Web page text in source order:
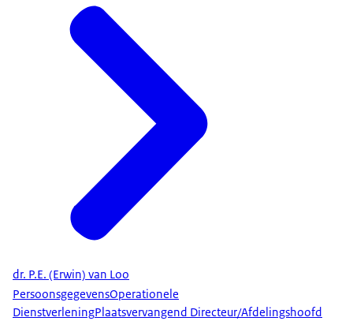
dr. P.E. (Erwin) van Loo
PersoonsgegevensOperationele
DienstverleningPlaatsvervangend Directeur/Afdelingshoofd